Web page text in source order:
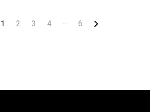
떤 서비스를 제공하나요? " 현실의 물리적
GS리테일 검색추천파트 이창민 파트장님을
의미 있는 변화"라고 강조했습니다. 이번 인
1 2 3 4 ··· 6